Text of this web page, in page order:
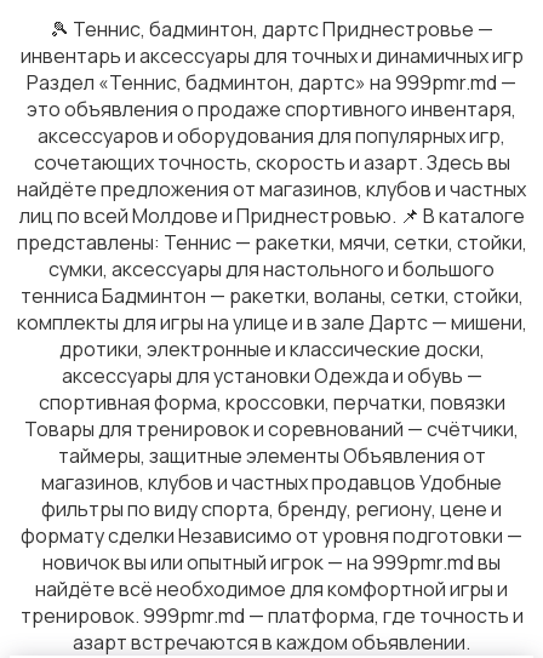
Единоборства
Водные виды спорта
Самокаты и гироскутеры
🎾 Теннис, бадминтон, дартс Приднестровье —
инвентарь и аксессуары для точных и динамичных игр
Раздел «Теннис, бадминтон, дартс» на 999pmr.md —
это объявления о продаже спортивного инвентаря,
аксессуаров и оборудования для популярных игр,
сочетающих точность, скорость и азарт. Здесь вы
найдёте предложения от магазинов, клубов и частных
лиц по всей Молдове и Приднестровью. 📌 В каталоге
представлены: Теннис — ракетки, мячи, сетки, стойки,
сумки, аксессуары для настольного и большого
тенниса Бадминтон — ракетки, воланы, сетки, стойки,
комплекты для игры на улице и в зале Дартс — мишени,
дротики, электронные и классические доски,
аксессуары для установки Одежда и обувь —
спортивная форма, кроссовки, перчатки, повязки
Товары для тренировок и соревнований — счётчики,
таймеры, защитные элементы Объявления от
магазинов, клубов и частных продавцов Удобные
фильтры по виду спорта, бренду, региону, цене и
формату сделки Независимо от уровня подготовки —
новичок вы или опытный игрок — на 999pmr.md вы
найдёте всё необходимое для комфортной игры и
тренировок. 999pmr.md — платформа, где точность и
азарт встречаются в каждом объявлении.